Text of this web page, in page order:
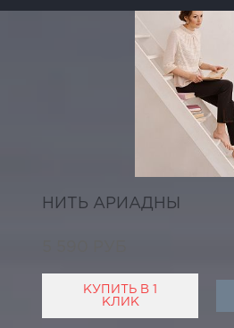
НИТЬ АРИАДНЫ
КУПИТЬ В 1
КЛИК